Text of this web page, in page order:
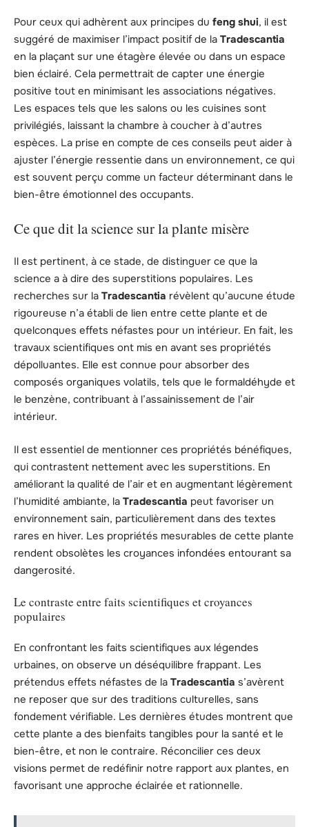
Pour ceux qui adhèrent aux principes du feng shui, il est
suggéré de maximiser l’impact positif de la Tradescantia
en la plaçant sur une étagère élevée ou dans un espace
bien éclairé. Cela permettrait de capter une énergie
positive tout en minimisant les associations négatives.
Les espaces tels que les salons ou les cuisines sont
privilégiés, laissant la chambre à coucher à d’autres
espèces. La prise en compte de ces conseils peut aider à
ajuster l’énergie ressentie dans un environnement, ce qui
est souvent perçu comme un facteur déterminant dans le
bien-être émotionnel des occupants.
Ce que dit la science sur la plante misère
Il est pertinent, à ce stade, de distinguer ce que la
science a à dire des superstitions populaires. Les
recherches sur la Tradescantia révèlent qu’aucune étude
rigoureuse n’a établi de lien entre cette plante et de
quelconques effets néfastes pour un intérieur. En fait, les
travaux scientifiques ont mis en avant ses propriétés
dépolluantes. Elle est connue pour absorber des
composés organiques volatils, tels que le formaldéhyde et
le benzène, contribuant à l’assainissement de l’air
intérieur.
Il est essentiel de mentionner ces propriétés bénéfiques,
qui contrastent nettement avec les superstitions. En
améliorant la qualité de l’air et en augmentant légèrement
l’humidité ambiante, la Tradescantia peut favoriser un
environnement sain, particulièrement dans des textes
rares en hiver. Les propriétés mesurables de cette plante
rendent obsolètes les croyances infondées entourant sa
dangerosité.
Le contraste entre faits scientifiques et croyances
populaires
En confrontant les faits scientifiques aux légendes
urbaines, on observe un déséquilibre frappant. Les
prétendus effets néfastes de la Tradescantia s’avèrent
ne reposer que sur des traditions culturelles, sans
fondement vérifiable. Les dernières études montrent que
cette plante a des bienfaits tangibles pour la santé et le
bien-être, et non le contraire. Réconcilier ces deux
visions permet de redéfinir notre rapport aux plantes, en
favorisant une approche éclairée et rationnelle.